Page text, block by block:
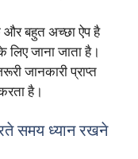
बहुत अच्छा ऐप है
जाना जाता है।
जानकारी प्राप्त
है।
समय ध्यान रखने